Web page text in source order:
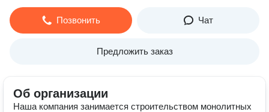
Позвонить Чат
Предложить заказ
Об организации
Наша компания занимается строительством монолитных